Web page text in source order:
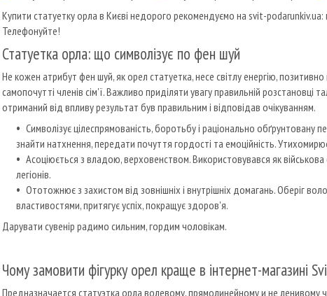
Купити статуетку орла в Києві недорого рекомендуємо на svit-podarunkiv.ua:
Телефонуйте!
Статуетка орла: що символізує по фен шуй
Не кожен атрибут фен шуй, як орел статуетка, несе світлу енергію,
самопочутті членів сім'ї. Важливо приділяти увагу правильній розстановці
отриманий від впливу результат був правильним і відповідав очікуванням.
Символізує цілеспрямованість, боротьбу і раціонально обґрунтовану
знайти натхнення, передати почуття гордості та емоційність.
Асоціюється з владою, верховенством. Використовувався як
легіонів.
Ототожнює з захистом від зовнішніх і внутрішніх домагань. Оберіг
властивостями, притягує успіх, покращує здоров'я.
Дарувати сувенір радимо сильним, гордим чоловікам.
Чому замовити фігурку орел краще в інтернет-магазині
Предназначается статуэтка орла волевому, прямолинейному и не